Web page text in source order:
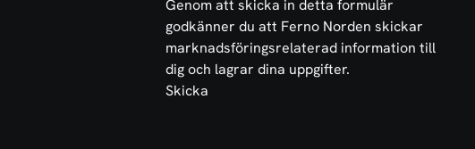
Genom att skicka in detta formulär
godkänner du att Ferno Norden skickar
marknadsföringsrelaterad information till
dig och lagrar dina uppgifter.
Skicka